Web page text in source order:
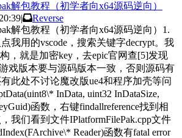
解包教程（初学者向x64源码逆向）
|
Reverse
解包教程（初学者向x64源码逆向）1.
我用的vscode，搜索关键字decrypt。我
，就是加密key，去epic官网查[5]发现
戏版本要与源码版本一致，否则源码有
此处不讨论魔改版ue4和程序加壳等问
InData, uint32 InDataSize,
函数，右键findallreference找到相
我们看到文件IPlatformFilePak.cpp文件
Reader)函数有fatal error